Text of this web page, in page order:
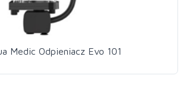
Medic Odpieniacz Evo 101